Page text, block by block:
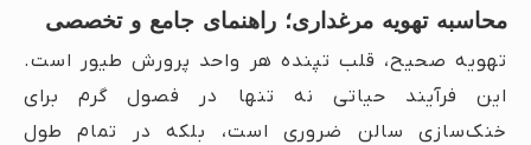
محاسبه تهویه مرغداری؛ راهنمای جامع و تخصصی
تهویه صحیح، قلب تپنده هر واحد پرورش طیور است.
این فرآیند حیاتی نه تنها در فصول گرم برای
خنک‌سازی سالن ضروری است، بلکه در تمام طول